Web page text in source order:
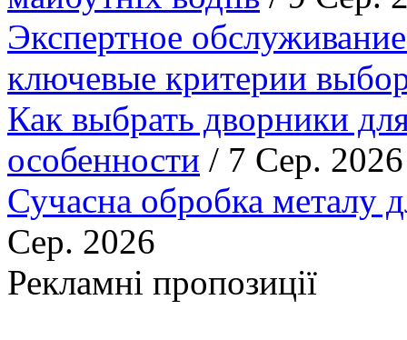
Экспертное
ключевые критерии
Как выбрать дворники
особенности / 7 Сер. 2026
Сучасна обробка металу
Сер. 2026
Рекламні пропозиції